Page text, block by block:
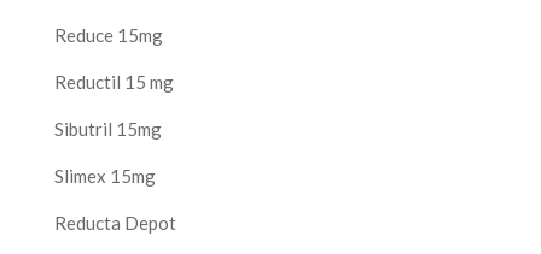
Reduce 15mg
Reductil 15 mg
Sibutril 15mg
Slimex 15mg
Reducta Depot